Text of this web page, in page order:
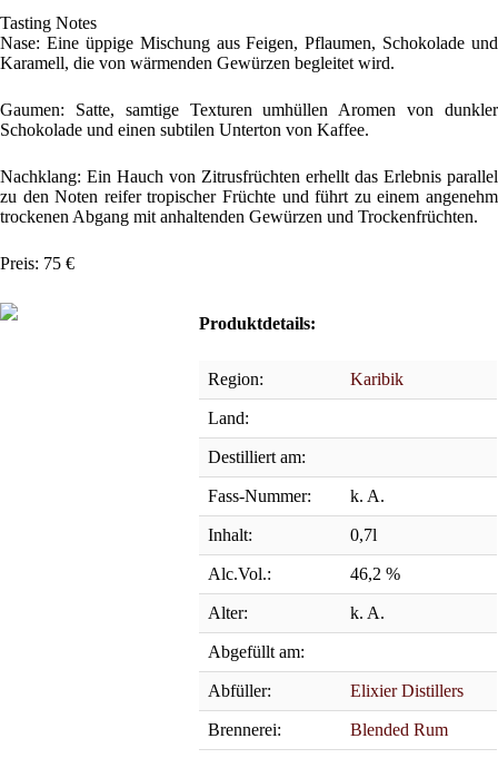
Tasting Notes
Nase: Eine üppige Mischung aus Feigen, Pflaumen, Schokolade und
Karamell, die von wärmenden Gewürzen begleitet wird.
Gaumen: Satte, samtige Texturen umhüllen Aromen von dunkler
Schokolade und einen subtilen Unterton von Kaffee.
Nachklang: Ein Hauch von Zitrusfrüchten erhellt das Erlebnis parallel
zu den Noten reifer tropischer Früchte und führt zu einem angenehm
trockenen Abgang mit anhaltenden Gewürzen und Trockenfrüchten.
Preis: 75 €
Produktdetails:
Region: Karibik
Land:
Destilliert am:
Fass-Nummer: k. A.
Inhalt: 0,7l
Alc.Vol.: 46,2 %
Alter: k. A.
Abgefüllt am:
Abfüller: Elixier Distillers
Brennerei: Blended Rum